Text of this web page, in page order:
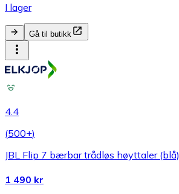
I lager
Gå til butikk
4.4
(500+)
JBL Flip 7 bærbar trådløs høyttaler (blå)
1 490 kr